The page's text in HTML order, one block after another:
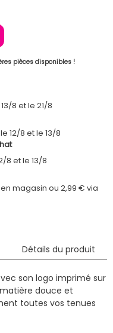
pièces disponibles !
8 et le 21/8
12/8 et le 13/8
8 et le 13/8
magasin ou 2,99 € via
Détails du produit
son logo imprimé sur
douce et
toutes vos tenues